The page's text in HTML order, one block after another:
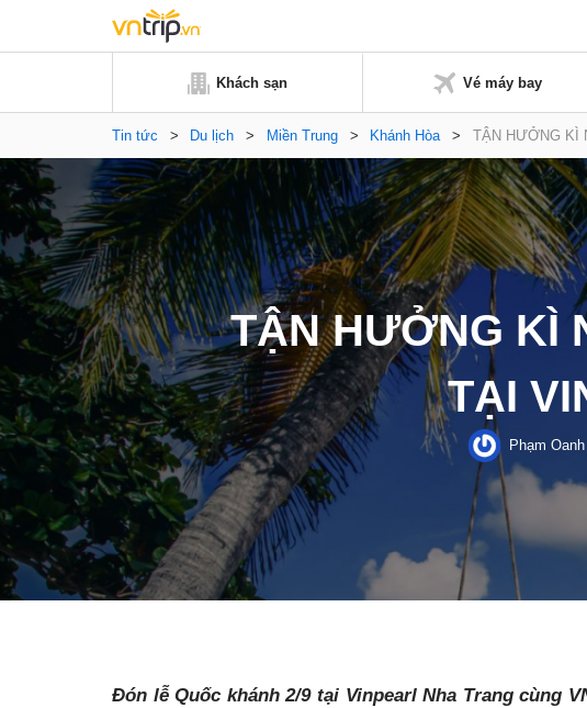
Khách sạn Vé máy bay
Tin tức > Du lịch > Miền Trung > Khánh Hòa > TẬN HƯỞNG KÌ
TẬN HƯỞNG KÌ
TẠI
Phạm Oanh
Đón lễ Quốc khánh 2/9 tại Vinpearl Nha Trang cùng